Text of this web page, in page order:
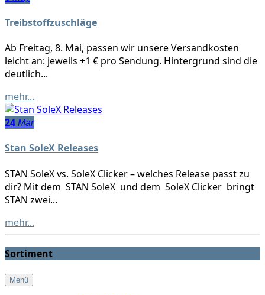
Treibstoffzuschläge
Ab Freitag, 8. Mai, passen wir unsere Versandkosten
leicht an: jeweils +1 € pro Sendung. Hintergrund sind die
deutlich...
mehr...
24 Mar
Stan SoleX Releases
STAN SoleX vs. SoleX Clicker – welches Release passt zu
dir? Mit dem STAN SoleX und dem SoleX Clicker bringt
STAN zwei...
mehr...
Sortiment
Menü